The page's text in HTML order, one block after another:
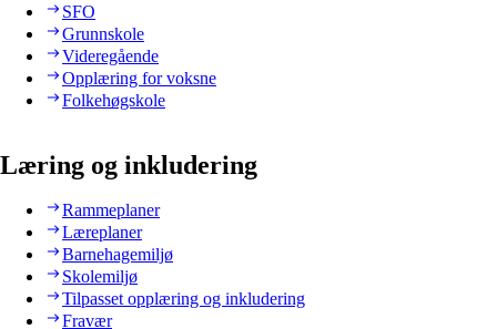
SFO
Grunnskole
Videregående
Opplæring for voksne
Folkehøgskole
Læring og inkludering
Rammeplaner
Læreplaner
Barnehagemiljø
Skolemiljø
Tilpasset opplæring og inkludering
Fravær